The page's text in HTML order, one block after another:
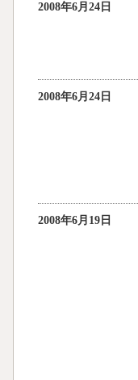
2008年6月24日
2008年6月24日
2008年6月19日